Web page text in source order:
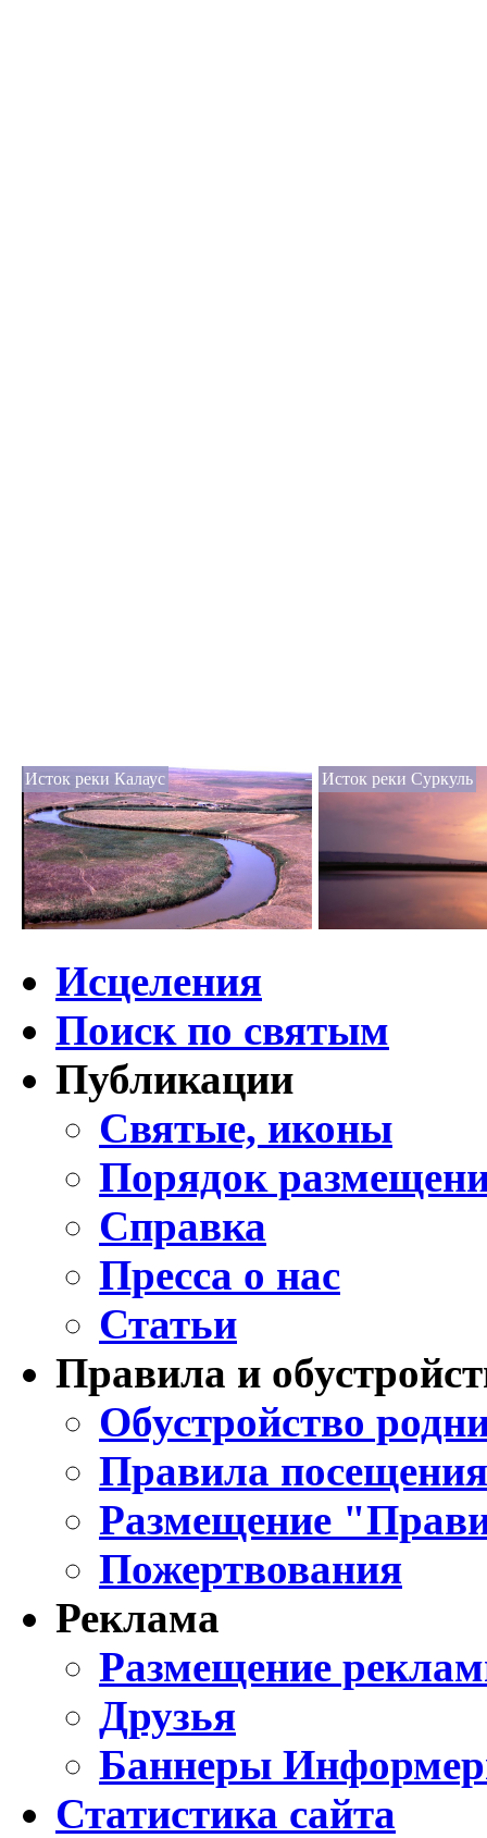
Исток реки Калаус Исток реки Суркуль
Исцеления
Поиск по святым
Публикации
Святые, иконы
Порядок
Справка
Пресса о нас
Статьи
Правила и
Обустройство
Правила
Размещение
Пожертвования
Реклама
Размещение
Друзья
Баннеры
Статистика сайта